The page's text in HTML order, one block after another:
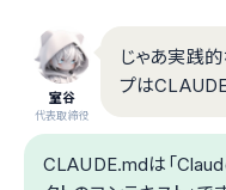
室谷
代表取締役
じゃあ実践的
プは
CLAUDE.mdは「